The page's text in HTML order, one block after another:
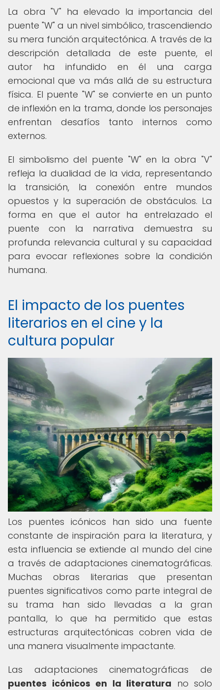
La obra "V" ha elevado la importancia del
puente "W" a un nivel simbólico, trascendiendo
su mera función arquitectónica. A través de la
descripción detallada de este puente, el
autor ha infundido en él una carga
emocional que va más allá de su estructura
física. El puente "W" se convierte en un punto
de inflexión en la trama, donde los personajes
enfrentan desafíos tanto internos como
externos.
El simbolismo del puente "W" en la obra "V"
refleja la dualidad de la vida, representando
la transición, la conexión entre mundos
opuestos y la superación de obstáculos. La
forma en que el autor ha entrelazado el
puente con la narrativa demuestra su
profunda relevancia cultural y su capacidad
para evocar reflexiones sobre la condición
humana.
El impacto de los puentes
literarios en el cine y la
cultura popular
Los puentes icónicos han sido una fuente
constante de inspiración para la literatura, y
esta influencia se extiende al mundo del cine
a través de adaptaciones cinematográficas.
Muchas obras literarias que presentan
puentes significativos como parte integral de
su trama han sido llevadas a la gran
pantalla, lo que ha permitido que estas
estructuras arquitectónicas cobren vida de
una manera visualmente impactante.
Las adaptaciones cinematográficas de
puentes icónicos en la literatura no solo